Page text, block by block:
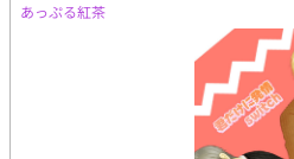
あっぷる紅茶